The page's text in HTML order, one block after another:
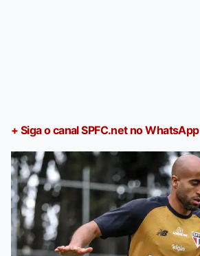
+ Siga o canal SPFC.net no WhatsApp